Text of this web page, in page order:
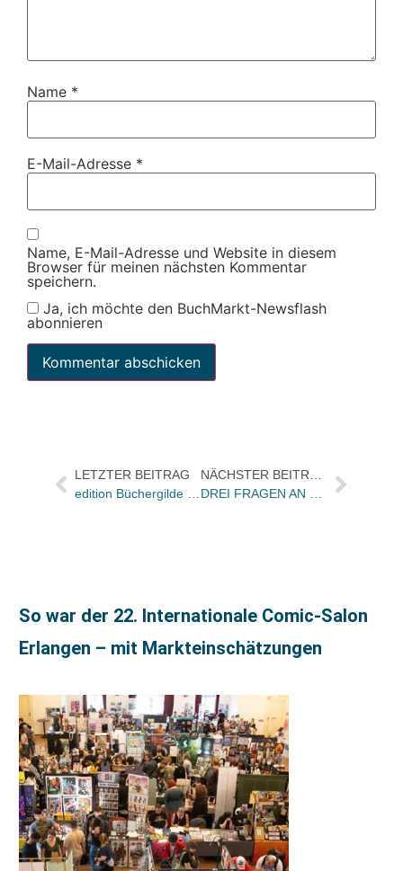
Name *
E-Mail-Adresse *
Name, E-Mail-Adresse und Website in diesem
Browser für meinen nächsten Kommentar
speichern.
Ja, ich möchte den BuchMarkt-Newsflash
abonnieren
LETZTER BEITRAG
So war der 22. Internationale Comic-Salon
Erlangen – mit Markteinschätzungen